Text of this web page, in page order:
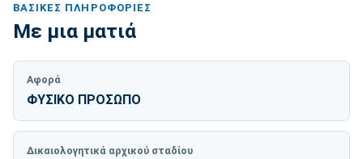
ΒΑΣΙΚΈΣ ΠΛΗΡΟΦΟΡΊΕΣ
Με μια ματιά
Αφορά
ΦΥΣΙΚΟ ΠΡΟΣΩΠΟ
Δικαιολογητικά αρχικού σταδίου